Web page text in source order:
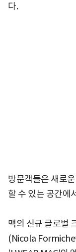
다.
방문객들은 새로
할 수 있는 공간에
맥의 신규 글로벌
(Nicola